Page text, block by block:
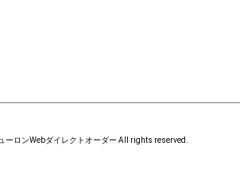
ロンWebダイレクトオーダー All rights reserved.